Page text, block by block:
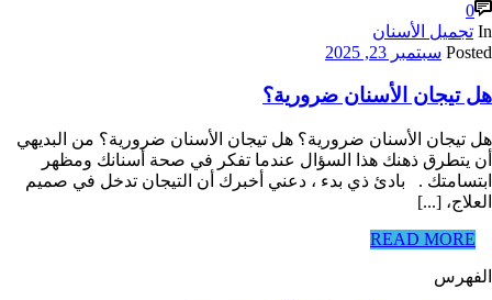
0
In تجميل الأسنان
Posted سبتمبر 23, 2025
هل تيجان الأسنان ضرورية؟
هل تيجان الأسنان ضرورية؟ هل تيجان الأسنان ضرورية؟ من البديهي
أن يتطرق ذهنك هذا السؤال عندما تفكر في صحة أسنانك ومظهر
ابتسامتك . بادئ ذي بدء ، دعني أخبرك أن التيجان تدخل في صميم
العلاج، [...]
READ MORE
الفهرس